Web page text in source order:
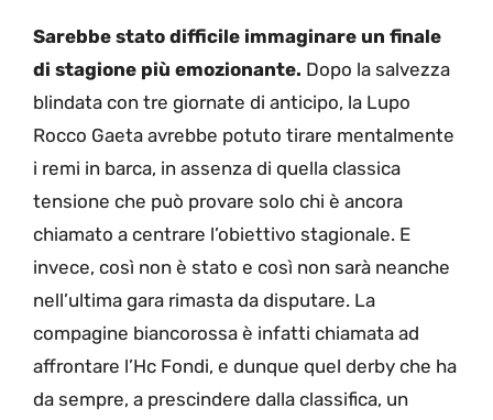
Sarebbe stato difficile immaginare un finale
di stagione più emozionante. Dopo la salvezza
blindata con tre giornate di anticipo, la Lupo
Rocco Gaeta avrebbe potuto tirare mentalmente
i remi in barca, in assenza di quella classica
tensione che può provare solo chi è ancora
chiamato a centrare l’obiettivo stagionale. E
invece, così non è stato e così non sarà neanche
nell’ultima gara rimasta da disputare. La
compagine biancorossa è infatti chiamata ad
affrontare l’Hc Fondi, e dunque quel derby che ha
da sempre, a prescindere dalla classifica, un